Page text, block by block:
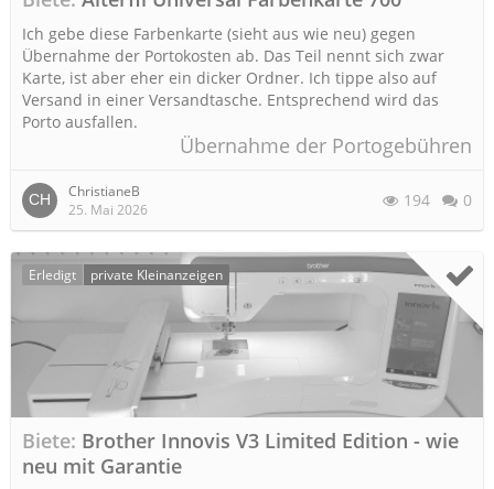
Ich gebe diese Farbenkarte (sieht aus wie neu) gegen
Übernahme der Portokosten ab. Das Teil nennt sich zwar
Karte, ist aber eher ein dicker Ordner. Ich tippe also auf
Versand in einer Versandtasche. Entsprechend wird das
Porto ausfallen.
Übernahme der Portogebühren
ChristianeB
25. Mai 2026
194 0
Erledigt private Kleinanzeigen
Biete Brother Innovis V3 Limited Edition - wie
neu mit Garantie